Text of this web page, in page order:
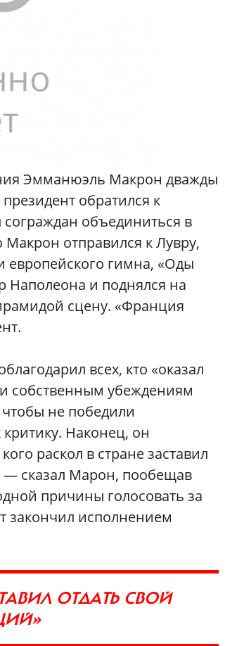
Эмманюэль Макрон дважды
обратился к
объединиться в
отправился к Лувру,
европейского гимна, «Оды
Наполеона и поднялся на
сцену. «Франция
всех, кто «оказал
собственным убеждениям
не победили
Наконец, он
раскол в стране заставил
— сказал Марон, пообещав
причины голосовать за
закончил исполнением
ОТДАТЬ СВОЙ